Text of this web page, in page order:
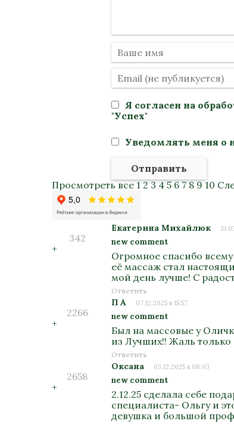
Я согласен на
"Успех"
Уведомлять меня о
Отправить
Просмотреть все 1 2 3 4 5 6 7 8 9 10
342
+
Екатерина Михайлюк
new comment
Огромное спасибо
её массаж стал
мой день лучше! С
Ответить
2266
+
П А 07.12.2025 в 15:57
new comment
Был на массовые у
из Лучших!! Жаль только
Ответить
2658
+
Оксана 03.12.2025 в 08:03
new comment
2.12.25 сделала себе
специалиста- Ольгу и
девушка и большой